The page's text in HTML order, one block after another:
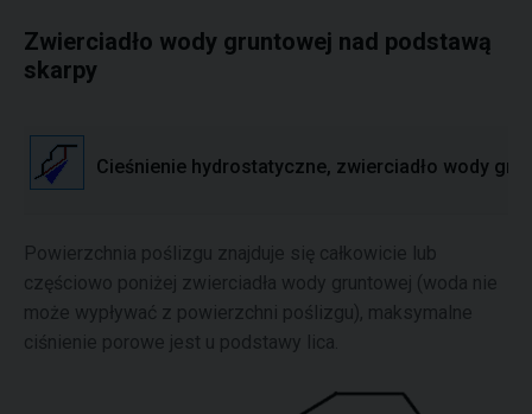
Zwierciadło wody gruntowej nad podstawą
skarpy
Cieśnienie hydrostatyczne, zwierciadło wody
Powierzchnia poślizgu znajduje się całkowicie lub
częściowo poniżej zwierciadła wody gruntowej (woda nie
może wypływać z powierzchni poślizgu), maksymalne
ciśnienie porowe jest u podstawy lica.